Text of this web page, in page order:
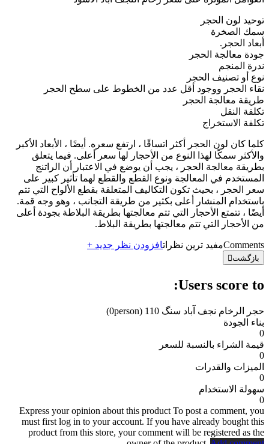
توحيد لون الحجر
سمك الصخرة
أبعاد الحجر.
جودة معالجة الحجر
ندرة المنجم
نوع أو تصنيف الحجر
نقاء الحجر ووجود أقل عدد من الخطوط على سطح الحجر
طريقة معالجة الحجر
تكلفة النقل
تكلفة الاستخراج
كلما كان لون الحجر أكثر اتساقًا ، ارتفع سعره. أيضًا ، الأبعاد الأكبر
والأكثر سمكًا لهذا النوع من الأحجار لها سعر أعلى. فيما يتعلق
بطريقة معالجة الحجر ، يجب أن يوضع في الاعتبار أن الراتنج
المستخدم في المعالجة ونوع القطع والقطع لهما تأثير كبير على
سعر الحجر ، بحيث تكون التكاليف المتعلقة بقطع الألواح التي تتم
باستخدام المنشار أعلى بكثير من طريقة التجانب ، وهو وجه قمة.
أيضًا ، تتمتع الأحجار التي تتم معالجتها بطريقة البلاطة بجودة أعلى
من الأحجار التي تتم معالجتها بطريقة البلاط.
Commentsمفید ترین نظراتافزودن نظر جدید +
بازگشت
Users score to:
حجر الرخام نجف آباد سنگ 110
(0person)
بناء الجودة
0
قيمة الشراء بالنسبة للسعر
0
الميزات والقدرات
0
سهولة الاستخدام
0
Express your opinion about this product To post a comment, you
must first log in to your account. If you have already bought this
product from this store, your comment will be registered as the